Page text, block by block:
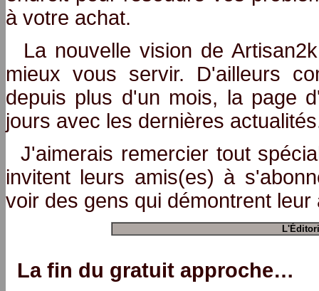
à votre achat.
La nouvelle vision de
mieux vous servir. D'ailleurs
depuis plus d'un mois, la page
jours avec les dernières
J'aimerais remercier tout
invitent leurs amis(es) à
voir des gens qui démontrent
La fin du gratuit approche…